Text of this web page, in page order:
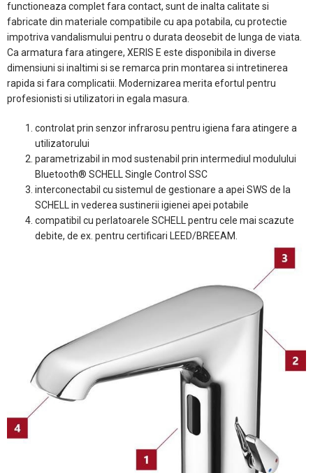
functioneaza complet fara contact, sunt de inalta calitate si
fabricate din materiale compatibile cu apa potabila, cu protectie
impotriva vandalismului pentru o durata deosebit de lunga de viata.
Ca armatura fara atingere, XERIS E este disponibila in diverse
dimensiuni si inaltimi si se remarca prin montarea si intretinerea
rapida si fara complicatii. Modernizarea merita efortul pentru
profesionisti si utilizatori in egala masura.
controlat prin senzor infrarosu pentru igiena fara atingere a
utilizatorului
parametrizabil in mod sustenabil prin intermediul modulului
Bluetooth® SCHELL Single Control SSC
interconectabil cu sistemul de gestionare a apei SWS de la
SCHELL in vederea sustinerii igienei apei potabile
compatibil cu perlatoarele SCHELL pentru cele mai scazute
debite, de ex. pentru certificari LEED/BREEAM.